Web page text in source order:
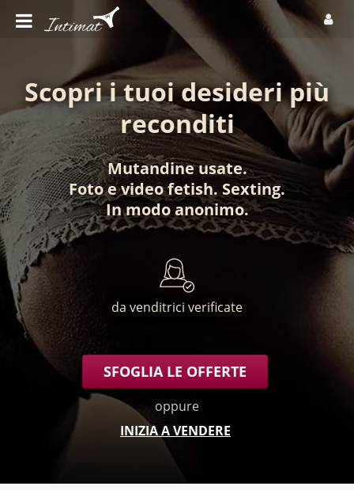
Scopri i tuoi desideri più
reconditi
Mutandine usate.
Fotoevideo fetish. Sexting.
In modo anonimo.
da venditrici verificate
SFOGLIA LE OFFERTE
oppure
INIZIA A VENDERE